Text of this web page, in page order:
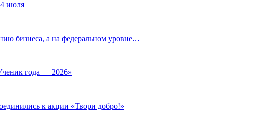
июля
бизнеса, а на федеральном уровне…
года — 2026»
к акции «Твори добро!»